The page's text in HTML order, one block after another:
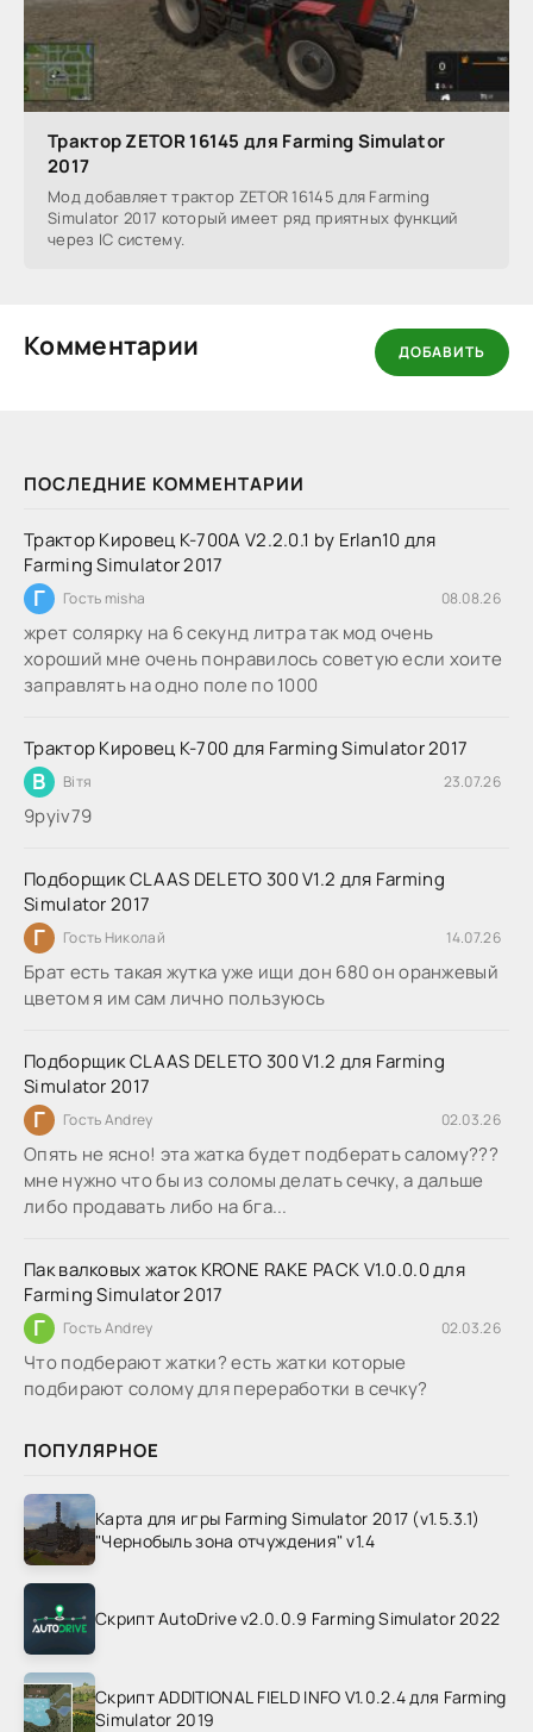
ПОСЛЕДНИЕ КОММЕНТАРИИ
Трактор Кировец К-700А V2.2.0.1 by Erlan10 для
Farming Simulator 2017
Г Гость misha 08.08.26
жрет солярку на 6 секунд литра так мод очень
хороший мне очень понравилось советую если хоите
заправлять на одно поле по 1000
Трактор Кировец К-700 для Farming Simulator 2017
В Вітя 23.07.26
9руіv79
Подборщик CLAAS DELETO 300 V1.2 для Farming
Simulator 2017
Г Гость Николай 14.07.26
Брат есть такая жутка уже ищи дон 680 он оранжевый
цветом я им сам лично пользуюсь
Подборщик CLAAS DELETO 300 V1.2 для Farming
Simulator 2017
Г Гость Andrey 02.03.26
Опять не ясно! эта жатка будет подберать салому???
мне нужно что бы из соломы делать сечку, а дальше
либо продавать либо на бга...
Пак валковых жаток KRONE RAKE PACK V1.0.0.0 для
Farming Simulator 2017
Г Гость Andrey 02.03.26
Что подберают жатки? есть жатки которые
подбирают солому для переработки в сечку?
Трактор ZETOR 16145 для Farming Simulator
2017
Мод добавляет трактор ZETOR 16145 для Farming
Simulator 2017 который имеет ряд приятных функций
через IC систему.
Комментарии ДОБАВИТЬ
ПОПУЛЯРНОЕ
Карта для игры Farming Simulator 2017 (v1.5.3.1)
"Чернобыль зона отчуждения" v1.4
Скрипт AutoDrive v2.0.0.9 Farming Simulator 2022
Скрипт ADDITIONAL FIELD INFO V1.0.2.4 для Farming
Simulator 2019